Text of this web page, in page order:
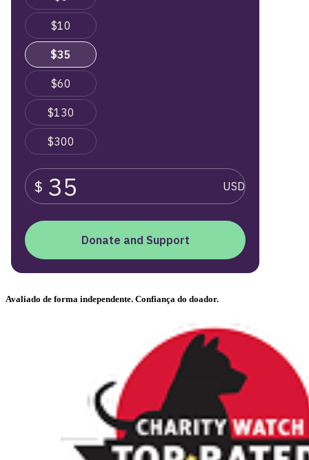
Avaliado de forma independente. Confiança do doador.